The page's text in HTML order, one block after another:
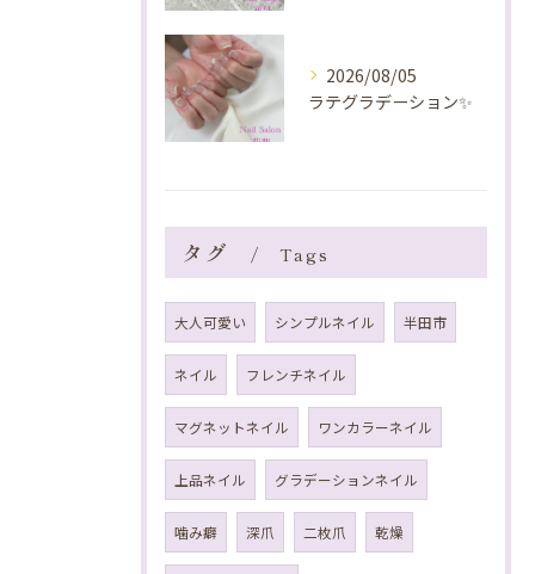
2026/08/05
ラテグラデーション✨️
タグ Tags
大人可愛い シンプルネイル 半田市
ネイル フレンチネイル
マグネットネイル ワンカラーネイル
上品ネイル グラデーションネイル
噛み癖 深爪 二枚爪 乾燥